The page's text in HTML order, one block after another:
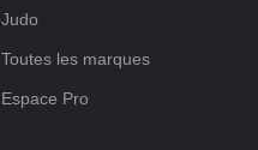
Judo
Toutes les marques
Espace Pro